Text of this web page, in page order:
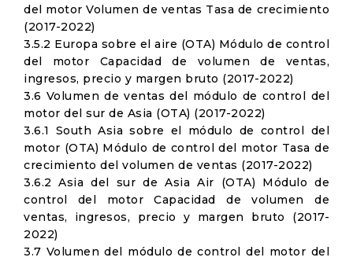
del motor Volumen de ventas Tasa de crecimiento
(2017-2022)
3.5.2 Europa sobre el aire (OTA) Módulo de control
del motor Capacidad de volumen de ventas,
ingresos, precio y margen bruto (2017-2022)
3.6 Volumen de ventas del módulo de control del
motor del sur de Asia (OTA) (2017-2022)
3.6.1 South Asia sobre el módulo de control del
motor (OTA) Módulo de control del motor Tasa de
crecimiento del volumen de ventas (2017-2022)
3.6.2 Asia del sur de Asia Air (OTA) Módulo de
control del motor Capacidad de volumen de
ventas, ingresos, precio y margen bruto (2017-
2022)
3.7 Volumen del módulo de control del motor del